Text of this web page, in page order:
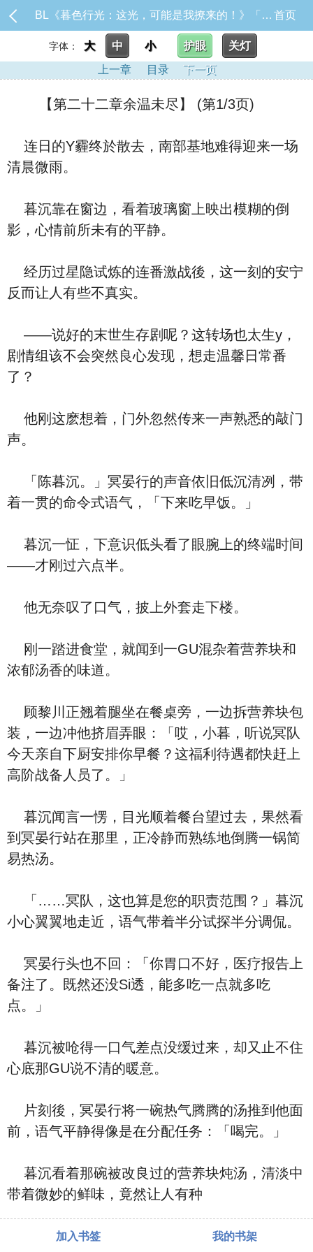
BL《暮色行光：这光，可能是我撩来的！》「※本作品未来章节将包含限制级内容，请斟酌阅读。」目前暂时固_【第二十二章余温未尽】 首页
字体： 大 中 小 护眼
关灯
上一章
目录 下一页
【第二十二章余温未尽】 (第1/3页)
连日的Y霾终於散去，南部基地难得迎来一场
清晨微雨。
暮沉靠在窗边，看着玻璃窗上映出模糊的倒
影，心情前所未有的平静。
经历过星隐试炼的连番激战後，这一刻的安宁
反而让人有些不真实。
——说好的末世生存剧呢？这转场也太生y，
剧情组该不会突然良心发现，想走温馨日常番
了？
他刚这麽想着，门外忽然传来一声熟悉的敲门
声。
「陈暮沉。」冥晏行的声音依旧低沉清冽，带
着一贯的命令式语气，「下来吃早饭。」
暮沉一怔，下意识低头看了眼腕上的终端时间
——才刚过六点半。
他无奈叹了口气，披上外套走下楼。
刚一踏进食堂，就闻到一GU混杂着营养块和
浓郁汤香的味道。
顾黎川正翘着腿坐在餐桌旁，一边拆营养块包
装，一边冲他挤眉弄眼：「哎，小暮，听说冥队
今天亲自下厨安排你早餐？这福利待遇都快赶上
高阶战备人员了。」
暮沉闻言一愣，目光顺着餐台望过去，果然看
到冥晏行站在那里，正冷静而熟练地倒腾一锅简
易热汤。
「……冥队，这也算是您的职责范围？」暮沉
小心翼翼地走近，语气带着半分试探半分调侃。
冥晏行头也不回：「你胃口不好，医疗报告上
备注了。既然还没Si透，能多吃一点就多吃
点。」
暮沉被呛得一口气差点没缓过来，却又止不住
心底那GU说不清的暖意。
片刻後，冥晏行将一碗热气腾腾的汤推到他面
前，语气平静得像是在分配任务：「喝完。」
暮沉看着那碗被改良过的营养块炖汤，清淡中
带着微妙的鲜味，竟然让人有种
加入书签 我的书架